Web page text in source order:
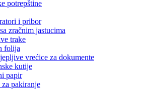
potrepštine
i pribor
zračnim jastucima
trake
folija
vrećice za dokumente
kutije
papir
pakiranje